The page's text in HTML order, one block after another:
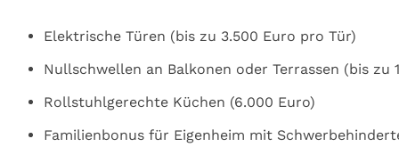
Elektrische Türen (bis zu 3.500 Euro pro Tür)
Nullschwellen an Balkonen oder Terrassen (bis zu
Rollstuhlgerechte Küchen (6.000 Euro)
Familienbonus für Eigenheim mit